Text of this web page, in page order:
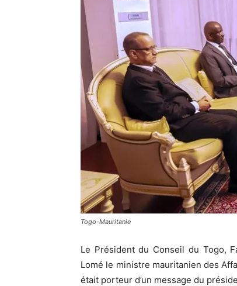
Togo-Mauritanie
Le Président du Conseil du Togo,
Lomé le ministre mauritanien des
était porteur d’un message du